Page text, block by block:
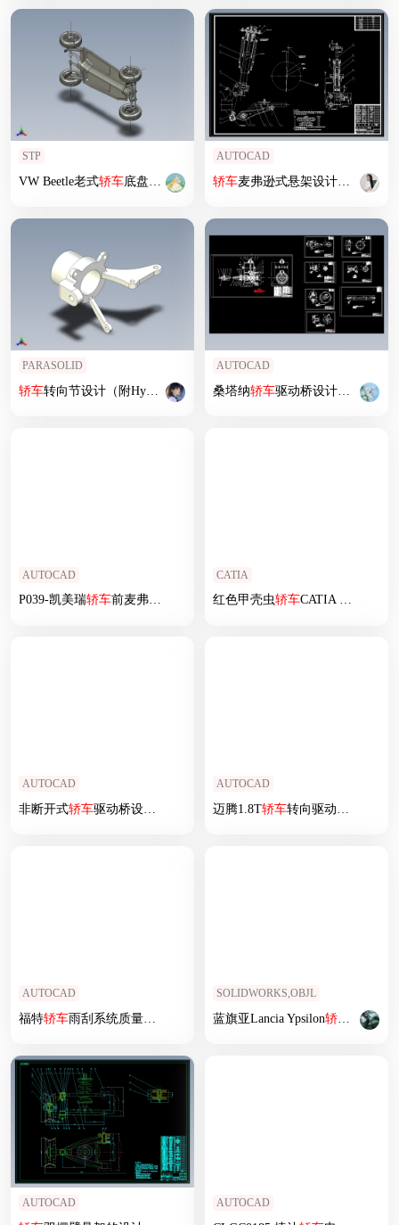
STP
VW Beetle老式轿车底盘3D数模图纸 STP格式
AUTOCAD
轿车麦弗逊式悬架设计含4张CAD图
PARASOLID
轿车转向节设计（附Hyperworks有限元分析模型）
AUTOCAD
桑塔纳轿车驱动桥设计（含8张CAD图纸+说明书）
AUTOCAD
P039-凯美瑞轿车前麦弗逊独立悬架设计
CATIA
红色甲壳虫轿车CATIA V5 r21模型
AUTOCAD
非断开式轿车驱动桥设计 CAD图纸+说明书
AUTOCAD
迈腾1.8T轿车转向驱动桥设计 (论文 CAD图纸）
AUTOCAD
福特轿车雨刮系统质量控制方法与应用研究
SOLIDWORKS,OBJL
蓝旗亚Lancia Ypsilon轿车 外壳模
AUTOCAD AUTOCAD